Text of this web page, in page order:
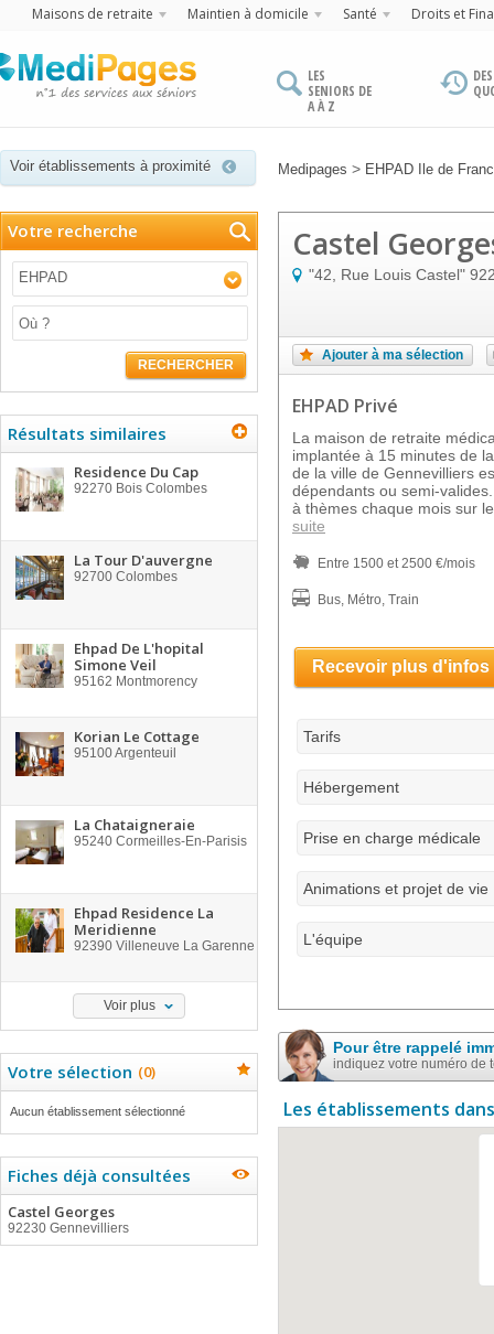
Maisons de retraite Maintien à domicile Santé Droits et
LES
SENIORS DE
A À Z
Voir établissements à proximité Medipages > EHPAD Ile de
Votre recherche
EHPAD
RECHERCHER
Résultats similaires
Residence Du Cap
92270 Bois Colombes
La Tour D'auvergne
92700 Colombes
Ehpad De L'hopital
Simone Veil
95162 Montmorency
Korian Le Cottage
95100Argenteuil
La Chataigneraie
95240 Cormeilles-En-Parisis
Ehpad Residence La
Meridienne
92390 Villeneuve La Garenne
Voir plus
Votre sélection (0)
Aucun établissement sélectionné
Fiches déjà consultées
Castel Georges
92230 Gennevilliers
Castel
"42, Rue Louis Castel"
Ajouter à ma sélection
EHPAD Privé
La maison de retraite
implantée à 15 minutes de
de la ville de Gennevilliers
dépendants ou semi-
à thèmes chaque mois sur
suite
Entre 1500 et 2500 €/mois
Bus, Métro, Train
Recevoir plus d'infos
Tarifs
Hébergement
Prise en charge médicale
Animations et projet de vie
L'équipe
Pour être rappelé
indiquez votre numéro de
Les établissements